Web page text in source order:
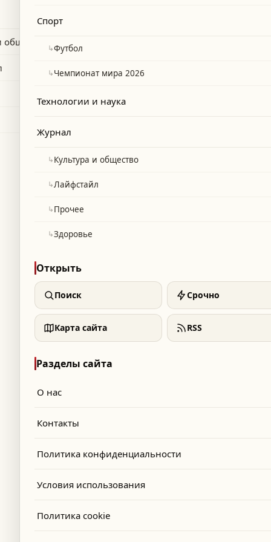
60%.
Спорт
↳Футбол
↳Чемпионат мира 2026
Технологии и наука
Журнал
↳Культура и общество
↳Лайфстайл
↳Прочее
↳Здоровье
Открыть
Поиск Срочно
Карта сайта RSS
Разделы сайта
О нас
Контакты
Политика конфиденциальности
Условия использования
Политика cookie